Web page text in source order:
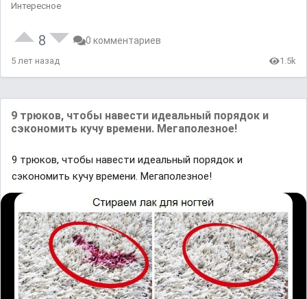
Интересное
8 0 комментариев
5 лет назад 1.5k
9 трюков, чтобы навести идеальный порядок и
сэкономить кучу времени. Мегаполезное!
9 трюков, чтобы навести идеальный порядок и
сэкономить кучу времени. Мегаполезное!